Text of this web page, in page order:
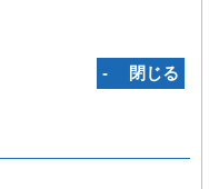
‐ 閉じる